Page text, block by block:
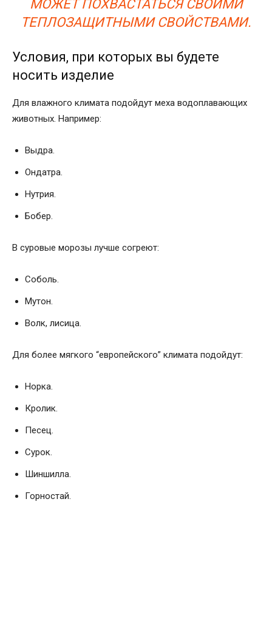
МОЖЕТ ПОХВАСТАТЬСЯ СВОИМИ
ТЕПЛОЗАЩИТНЫМИ СВОЙСТВАМИ.
Условия, при которых вы будете
носить изделие
Для влажного климата подойдут меха водоплавающих
животных. Например:
Выдра.
Ондатра.
Нутрия.
Бобер.
В суровые морозы лучше согреют:
Соболь.
Мутон.
Волк, лисица.
Для более мягкого “европейского” климата подойдут:
Норка.
Кролик.
Песец.
Сурок.
Шиншилла.
Горностай.